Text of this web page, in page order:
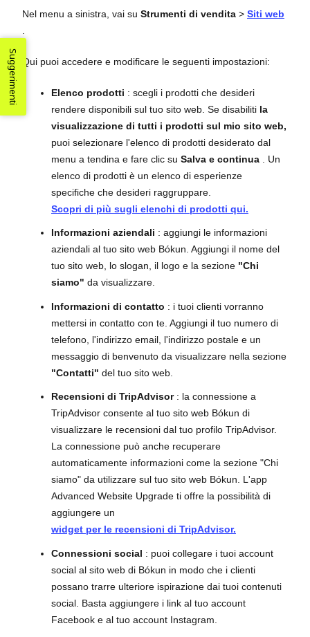
Nel menu a sinistra, vai su Strumenti di vendita > Siti web
Qui puoi accedere e modificare le seguenti impostazioni:
Elenco prodotti : scegli i prodotti che desideri
rendere disponibili sul tuo sito web. Se disabiliti la
visualizzazione di tutti i prodotti sul mio sito web,
puoi selezionare l'elenco di prodotti desiderato dal
menu a tendina e fare clic su Salva e continua . Un
elenco di prodotti è un elenco di esperienze
specifiche che desideri raggruppare.
Scopri di più sugli elenchi di prodotti qui.
Informazioni aziendali : aggiungi le informazioni
aziendali al tuo sito web Bókun. Aggiungi il nome del
tuo sito web, lo slogan, il logo e la sezione "Chi
siamo" da visualizzare.
Informazioni di contatto : i tuoi clienti vorranno
mettersi in contatto con te. Aggiungi il tuo numero di
telefono, l'indirizzo email, l'indirizzo postale e un
messaggio di benvenuto da visualizzare nella sezione
"Contatti" del tuo sito web.
Recensioni di TripAdvisor: la connessione a
TripAdvisor consente al tuo sito web Bókun di
visualizzare le recensioni dal tuo profilo TripAdvisor.
La connessione può anche recuperare
automaticamente informazioni come la sezione "Chi
siamo" da utilizzare sul tuo sito web Bókun. L'app
Advanced Website Upgrade ti offre la possibilità di
aggiungere un
widget per le recensioni di TripAdvisor.
Connessioni social : puoi collegare i tuoi account
social al sito web di Bókun in modo che i clienti
possano trarre ulteriore ispirazione dai tuoi contenuti
social. Basta aggiungere i link al tuo account
Facebook e al tuo account Instagram.
Suggerimenti